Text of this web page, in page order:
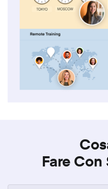
Fare Con